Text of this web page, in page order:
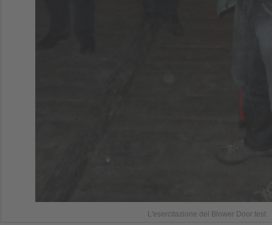
L'esercitazione del Blower Door test